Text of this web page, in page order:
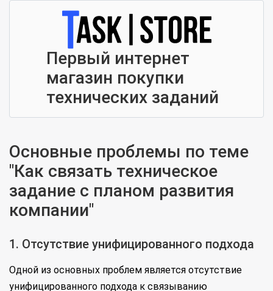
Первый интернет
магазин покупки
технических заданий
Основные проблемы по теме
"Как связать техническое
задание с планом развития
компании"
1. Отсутствие унифицированного подхода
Одной из основных проблем является отсутствие
унифицированного подхода к связыванию